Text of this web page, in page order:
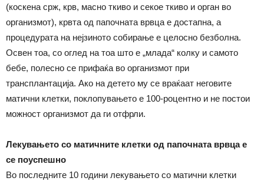
(коскена срж, крв, масно ткиво и секое ткиво и орган во
организмот), крвта од папочната врвца е достапна, а
процедурата на нејзиното собирање е целосно безболна.
Освен тоа, со оглед на тоа што е „млада“ колку и самото
бебе, полесно се прифаќа во организмот при
трансплантација. Ако на детето му се враќаат неговите
матични клетки, поклопувањето е 100-роцентно и не постои
можност организмот да ги отфрли.
Лекувањето со матичните клетки од папочната врвца е
се поуспешно
Во последните 10 години лекувањето со матични клетки